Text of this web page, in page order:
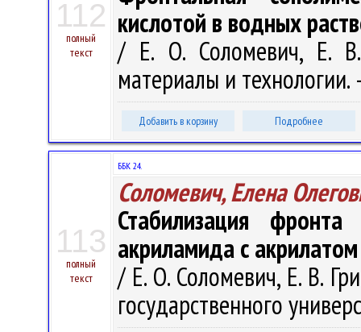
112
полный
текст
кислотой в водных
/ Е. О. Соломевич, Е.
материалы и
Добавить в корзину Подробнее
113
полный
текст
ББК 24.
Соломевич, Елена
Стабилизация
акриламида с
/ Е. О. Соломевич, Е. В.
государственного